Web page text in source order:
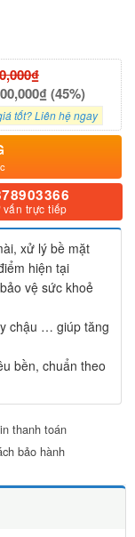
(45%)
tốt? Liên hệ ngay
vấn trực tiếp
xử lý bề mặt
hiện tại
vệ sức khoẻ
chậu … giúp tăng
bền, chuẩn theo
thanh toán
bảo hành